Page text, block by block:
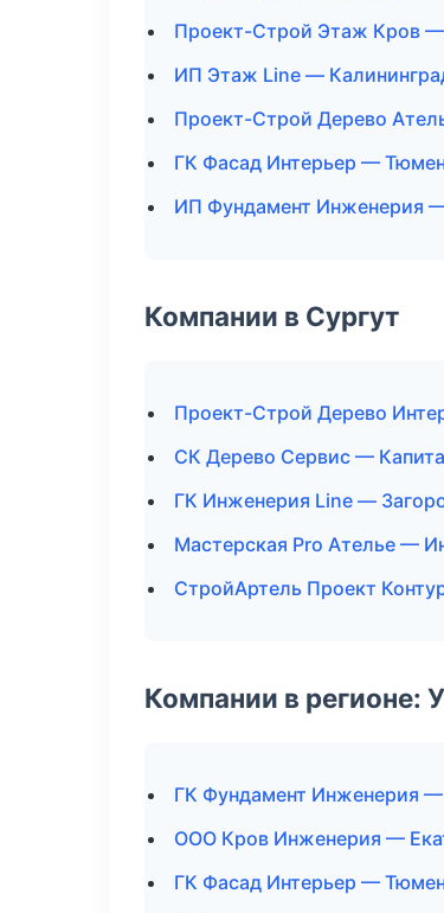
Проект-Строй Этаж Кров —
ИП Этаж Line —
Проект-Строй Дерево
ГК Фасад Интерьер —
ИП Фундамент Инженерия
Компании в Сургут
Проект-Строй Дерево
СК Дерево Сервис —
ГК Инженерия Line —
Мастерская Pro Ателье —
СтройАртель Проект
Компании в регионе:
ГК Фундамент Инженерия —
ООО Кров Инженерия —
ГК Фасад Интерьер —